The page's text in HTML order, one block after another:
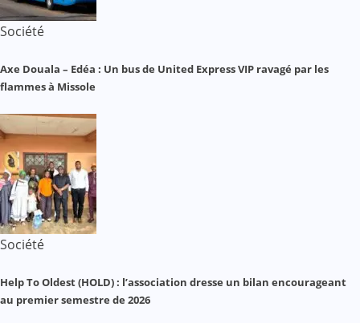
Société
Axe Douala – Edéa : Un bus de United Express VIP ravagé par les
flammes à Missole
Société
Help To Oldest (HOLD) : l’association dresse un bilan encourageant
au premier semestre de 2026